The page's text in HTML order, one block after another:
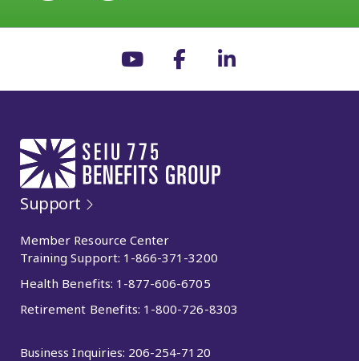
Support
Member Resource Center
Training Support: 1-866-371-3200
Health Benefits: 1-877-606-6705
Retirement Benefits: 1-800-726-8303
Business Inquiries: 206-254-7120